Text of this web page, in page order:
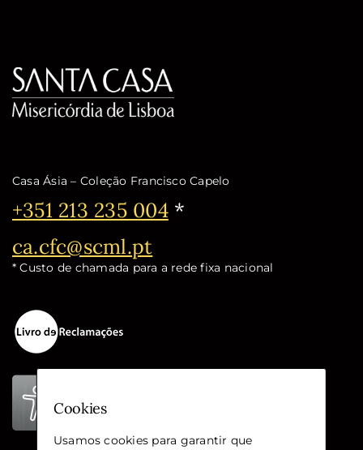
Casa Ásia – Coleção Francisco Capelo
Telefone:
+351 213 235 004*
Email:
ca.cfc@scml.pt
* Custo de chamada para a rede fixa nacional
Cookies
Usamos cookies para garantir que